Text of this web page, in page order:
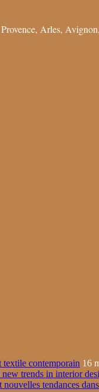
Arles,
textile contemporain 16
trends in interior
tendances